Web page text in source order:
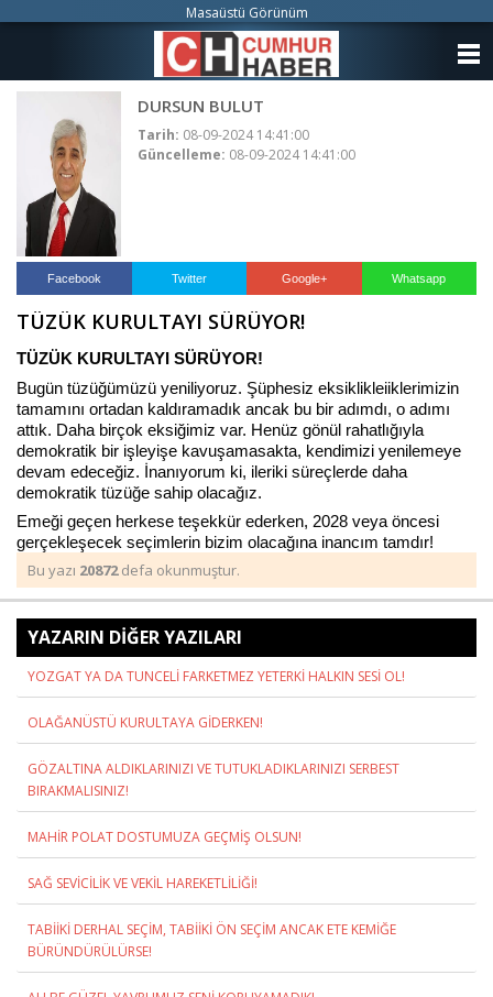
DURSUN BULUT
Tarih: 08-09-2024 14:41:00
Güncelleme: 08-09-2024 14:41:00
Facebook Twitter Google+ Whatsapp
TÜZÜK KURULTAYI SÜRÜYOR!
TÜZÜK KURULTAYI SÜRÜYOR!
Bugün tüzüğümüzü yeniliyoruz. Şüphesiz eksiklikleiiklerimizin
tamamını ortadan kaldıramadık ancak bu bir adımdı, o adımı
attık. Daha birçok eksiğimiz var. Henüz gönül rahatlığıyla
demokratik bir işleyişe kavuşamasakta, kendimizi yenilemeye
devam edeceğiz. İnanıyorum ki, ileriki süreçlerde daha
demokratik tüzüğe sahip olacağız.
Emeği geçen herkese teşekkür ederken, 2028 veya öncesi
gerçekleşecek seçimlerin bizim olacağına inancım tamdır!
Bu yazı 20872defa okunmuştur.
YAZARIN DİĞER YAZILARI
YOZGAT YA DA TUNCELİ FARKETMEZ YETERKİ HALKIN SESİ OL!
OLAĞANÜSTÜ KURULTAYA GİDERKEN!
GÖZALTINA ALDIKLARINIZI VE TUTUKLADIKLARINIZI SERBEST
BIRAKMALISINIZ!
MAHİR POLAT DOSTUMUZA GEÇMİŞ OLSUN!
SAĞ SEVİCİLİK VE VEKİL HAREKETLİLİĞİ!
TABİİKİ DERHAL SEÇİM, TABİİKİ ÖN SEÇİM ANCAK ETE KEMİĞE
BÜRÜNDÜRÜLÜRSE!
Masaüstü Görünüm
YAZARLAR
FOTO GALERİ
İLETİŞİM